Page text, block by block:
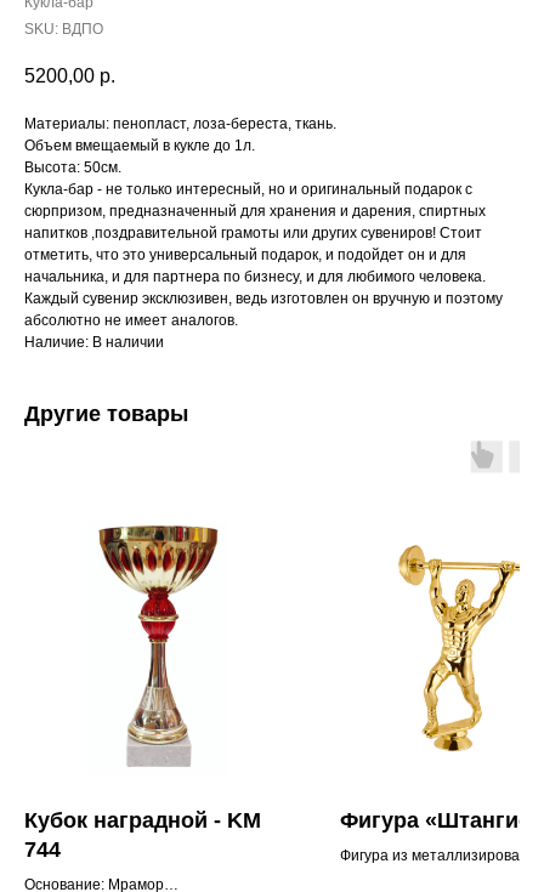
SKU: ВДПО
5200,00 р.
Материалы: пенопласт, лоза-береста, ткань.
Объем вмещаемый в кукле до 1л.
Высота: 50см.
Кукла-бар - не только интересный, но и оригинальный подарок с
сюрпризом, предназначенный для хранения и дарения, спиртных
напитков ,поздравительной грамоты или других сувениров! Стоит
отметить, что это универсальный подарок, и подойдет он и для
начальника, и для партнера по бизнесу, и для любимого человека.
Каждый сувенир эксклюзивен, ведь изготовлен он вручную и поэтому
абсолютно не имеет аналогов.
Наличие: В наличии
Другие товары
Кубок наградной - KM
744
Основание: Мрамор
Фигура
Фигура из